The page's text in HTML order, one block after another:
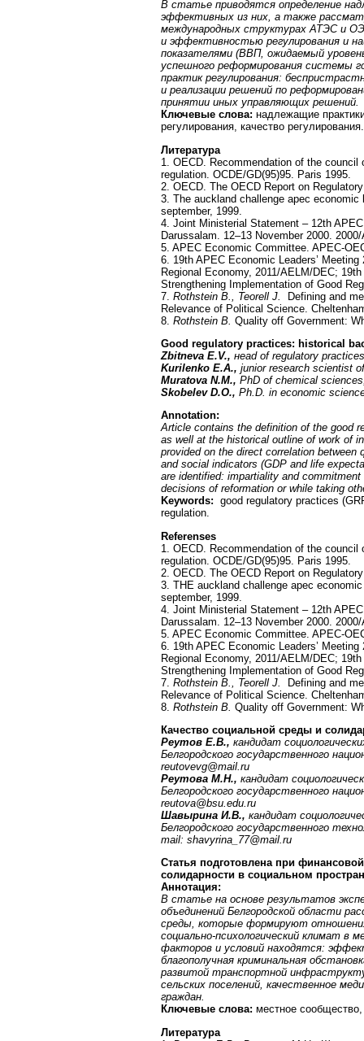
В статье приводятся определение
эффективных из них, а также
международных структурах АТЭС и
и эффективностью регулирования и
показателями (ВВП, ожидаемый
успешного реформирования системы
практик регулирования:
и реализации решений по
принятии иных управляющих решений.
Ключевые слова: надлежащие
регулирования, качество регулирования.
Литература
1. OECD. Recommendation of the
regulation. OCDE/GD(95)95. Paris 1995.
2. OECD. The OECD Report on
3. The auckland challenge apec economic
september, 1999.
4. Joint Ministerial Statement – 12th
Darussalam. 12–13 November 2000.
5. APEC Economic Committee. APEC-
6. 19th APEC Economic Leaders’
Regional Economy, 2011/AELM/DEC;
Strengthening Implementation of Good
7. Rothstein B., Teorell J.
Defining and
Relevance of Political Science.
8. Rothstein B. Quality off Government:
Good regulatory practices: historical
Zbitneva Е.V., нead of regulatory
Kurilenko Е.A., junior research scientist
Muratova N.M., PhD of chemical
Skobelev D.O., Ph.D. in economic
Annotation:
Article contains the definition of the good
as well at the historical outline of work of
provided on the direct correlation
and social indicators (GDP and life
are identified: impartiality and
decisions of reformation or while taking
Keywords: good regulatory practices
regulation.
Referenses
1. OECD. Recommendation of the
regulation. OCDE/GD(95)95. Paris 1995.
2. OECD. The OECD Report on
3. THE auckland challenge apec
september, 1999.
4. Joint Ministerial Statement – 12th
Darussalam. 12–13 November 2000.
5. APEC Economic Committee. APEC-
6. 19th APEC Economic Leaders’
Regional Economy, 2011/AELM/DEC;
Strengthening Implementation of Good
7. Rothstein B., Teorell J.
Defining and
Relevance of Political Science.
8. Rothstein B. Quality off Government:
Качество социальной среды и
Реутов Е.В., кандидат
Белгородского государственного
reutovevg@mail.ru
Реутова М.Н., кандидат
Белгородского государственного
reutova@bsu edu ru
Шавырина И.В., кандидат
Белгородского государственного
mail: shavyrina _77@mail ru
Статья подготовлена при
солидарности в социальном
Аннотация:
В статье на основе результатов
объединений Белгородской области
среды, которые формируют
социально-психологический климат в
факторов и условий находятся:
благополучная криминальная
развитой транспортной
сельских поселений, качественное
граждан.
Ключевые слова: местное сообщество,
Литература